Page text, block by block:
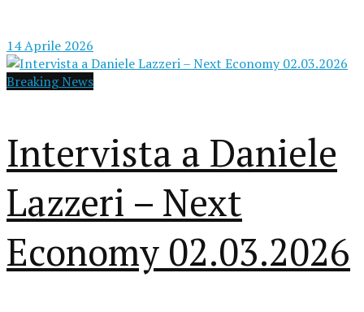
14 Aprile 2026
Breaking News
Intervista a Daniele
Lazzeri – Next
Economy 02.03.2026